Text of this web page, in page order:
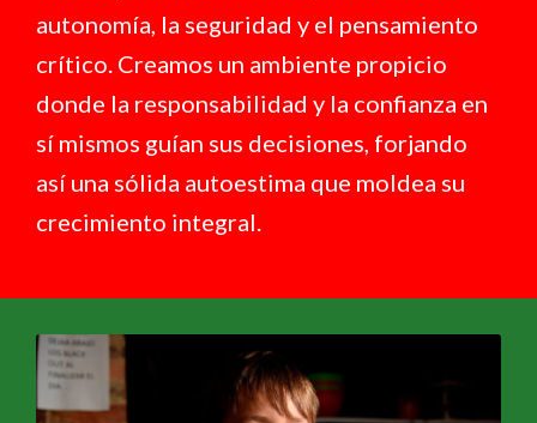
autonomía, la seguridad y el pensamiento
crítico. Creamos un ambiente propicio
donde la responsabilidad y la confianza en
sí mismos guían sus decisiones, forjando
así una sólida autoestima que moldea su
crecimiento integral.